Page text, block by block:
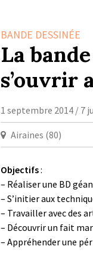
BANDE DESSINÉE
La
s’ouvrir
1 septembre 2014 / 7
Airaines (80)
Objectifs:
– Réaliser une BD
– S’initier aux
– Travailler avec des
– Découvrir un fait
– Appréhender une